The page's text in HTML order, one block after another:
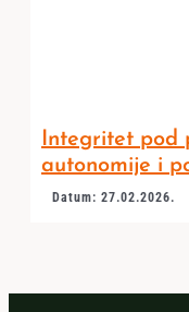
Integritet pod
autonomije i
Datum: 27.02.2026.